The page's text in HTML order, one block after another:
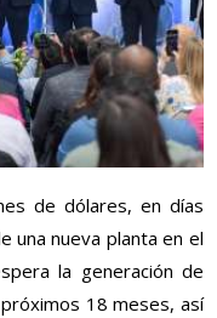
de dólares, en días
una nueva planta en el
la generación de
18 meses, así